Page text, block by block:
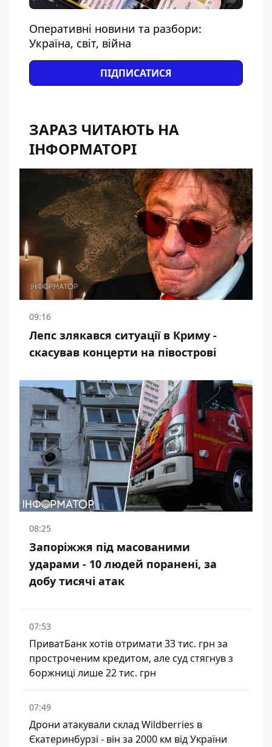
Оперативні новини та разбори:
Україна, світ, війна
ПІДПИСАТИСЯ
ЗАРАЗ ЧИТАЮТЬ НА
ІНФОРМАТОРІ
09:16
Лепс злякався ситуації в Криму -
скасував концерти на півострові
08:25
Запоріжжя під масованими
ударами - 10 людей поранені, за
добу тисячі атак
07:53
ПриватБанк хотів отримати 33 тис. грн за
простроченим кредитом, але суд стягнув з
боржниці лише 22 тис. грн
07:49
Дрони атакували склад Wildberries в
Єкатеринбурзі - він за 2000 км від України